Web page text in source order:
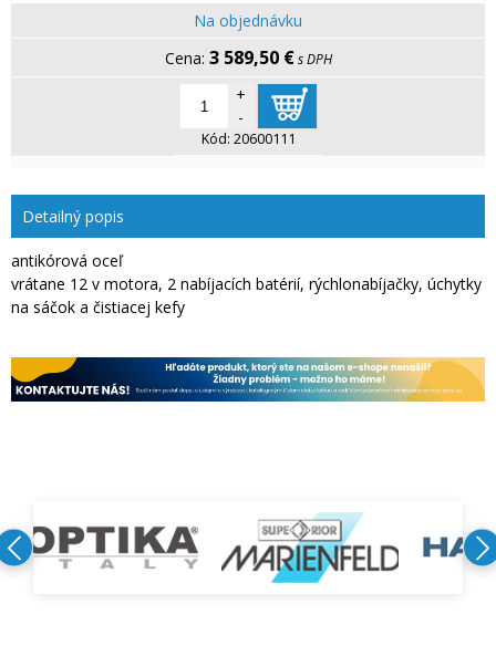
Na objednávku
3 589,50 € s DPH
+
-
Kód: 20600111
Detailný popis
antikórová oceľ
vrátane 12 v motora, 2 nabíjacích batérií, rýchlonabíjačky, úchytky
na sáčok a čistiacej kefy